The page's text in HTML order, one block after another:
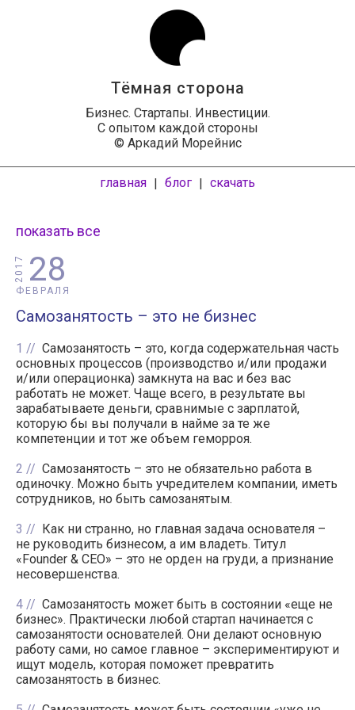
Тёмная сторона
Бизнес. Стартапы. Инвестиции.
С опытом каждой стороны
© Аркадий Морейнис
главная | блог | скачать
показать все
28
ФЕВРАЛЯ
2017
Самозанятость – это не бизнес
1
Самозанятость – это, когда содержательная часть
основных процессов (производство и/или продажи
и/или операционка) замкнута на вас и без вас
работать не может. Чаще всего, в результате вы
зарабатываете деньги, сравнимые с зарплатой,
которую бы вы получали в найме за те же
компетенции и тот же объем геморроя.
2
Самозанятость – это не обязательно работа в
одиночку. Можно быть учредителем компании, иметь
сотрудников, но быть самозанятым.
3
Как ни странно, но главная задача основателя –
не руководить бизнесом, а им владеть. Титул
«Founder & CEO» – это не орден на груди, а признание
несовершенства.
4
Самозанятость может быть в состоянии «еще не
бизнес». Практически любой стартап начинается с
самозанятости основателей. Они делают основную
работу сами, но самое главное – экспериментируют и
ищут модель, которая поможет превратить
самозанятость в бизнес.